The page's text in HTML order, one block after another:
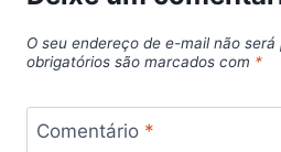
O seu endereço de e-mail não será
obrigatórios são marcados com *
Comentário *